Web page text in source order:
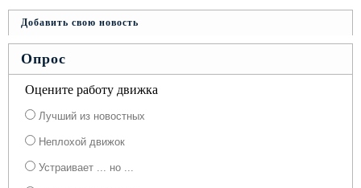
Добавить свою новость
Опрос
Оцените работу движка
Лучший из новостных
Неплохой движок
Устраивает ... но ...